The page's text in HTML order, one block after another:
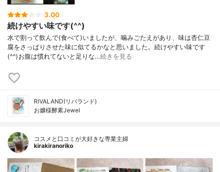
3.00
続けやすい味です(^^)
水で割って飲んで(食べて)いましたが、噛みごたえがあり、味は杏仁豆
腐をさっぱりさせた味に似てるかなと思いました。続けやすい味です
(^^)お腹は慣れてないと足りな…続きを見る
RIVALAND(リバランド)
お嬢様酵素Jewel
コスメと口コミが大好きな専業主婦
kirakiranoriko